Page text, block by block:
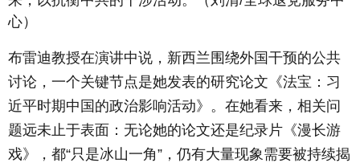
心）
布雷迪教授在演讲中说，新西兰围绕外国干预的公共
讨论，一个关键节点是她发表的研究论文《法宝：习
近平时期中国的政治影响活动》。在她看来，相关问
题远未止于表面：无论她的论文还是纪录片《漫长游
戏》，都“只是冰山一角”，仍有大量现象需要被持续揭